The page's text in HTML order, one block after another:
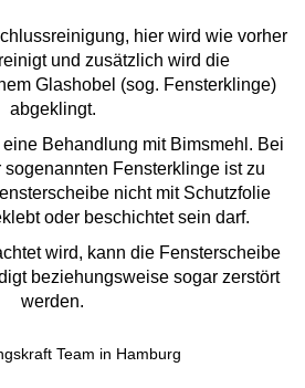
hier wird wie vorher
und zusätzlich wird die
Glashobel (sog. Fensterklinge)
abgeklingt.
Behandlung mit Bimsmehl. Bei
Fensterklinge ist zu
nicht mit Schutzfolie
oder beschichtet sein darf.
wird, kann die Fensterscheibe
beziehungsweise sogar zerstört
werden.